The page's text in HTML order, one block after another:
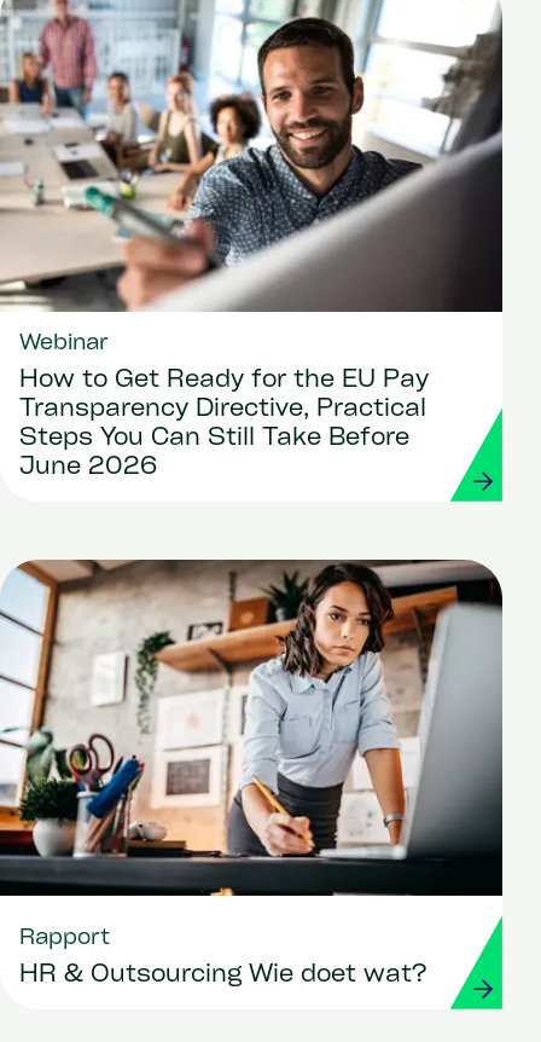
Webinar
How to Get Ready for the EU Pay
Transparency Directive, Practical
Steps You Can Still Take Before
June 2026
Rapport
HR & Outsourcing Wie doet wat?